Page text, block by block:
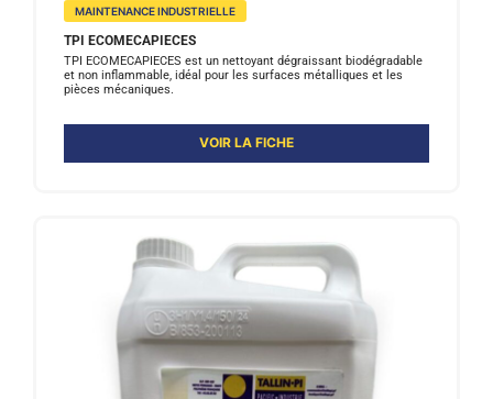
MAINTENANCE INDUSTRIELLE
TPI ECOMECAPIECES
TPI ECOMECAPIECES est un nettoyant dégraissant biodégradable
et non inflammable, idéal pour les surfaces métalliques et les
pièces mécaniques.
VOIR LA FICHE